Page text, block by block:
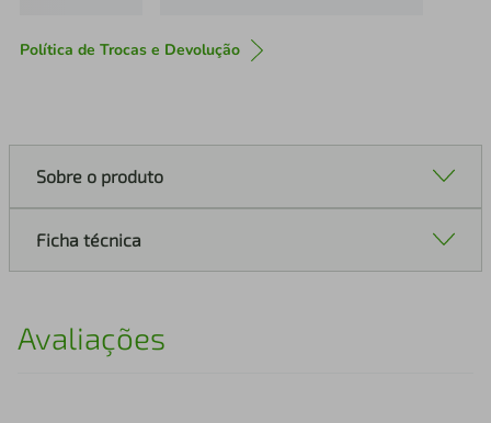
Política de Trocas e Devolução
Sobre o produto
Ficha técnica
Avaliações